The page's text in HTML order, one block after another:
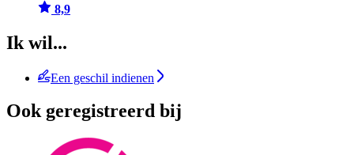
8,9
Ik wil...
Een geschil indienen
Ook geregistreerd bij